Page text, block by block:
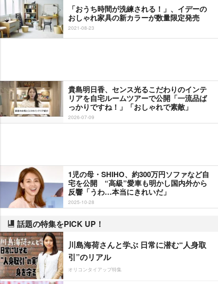
「おうち時間が洗練される！」、イデーの
おしゃれ家具の新カラーが数量限定発売
2021-08-23
貴島明日香、センス光るこだわりのインテ
リアを自宅ルームツアーで公開「一流品ば
っかりですね！」「おしゃれで素敵」
2026-07-09
1児の母・SHIHO、約300万円ソファなど自
宅を公開 “高級”愛車も明かし国内外から
反響「うわ…本当にきれいだ」
2025-10-28
話題の特集をPICK UP！
川島海荷さんと学ぶ 日常に潜む“人身取
引”のリアル
オリコンタイアップ特集